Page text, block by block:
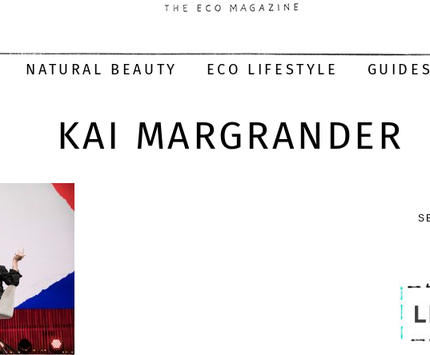
NATURAL BEAUTY ECO LIFESTYLE GUIDES
KAI MARGRANDER